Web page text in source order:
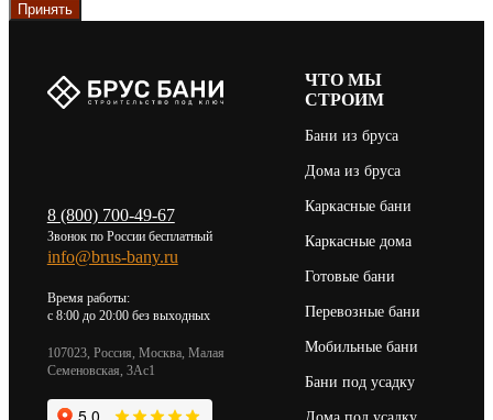
Принять
8 (800) 700-49-67
Звонок по России бесплатный
info@brus-bany.ru
Время работы:
c 8:00 до 20:00 без выходных
107023, Россия, Москва, Малая
Семеновская, 3Ас1
ЧТО МЫ
СТРОИМ
Бани из бруса
Дома из бруса
Каркасные бани
Каркасные дома
Готовые бани
Перевозные бани
Мобильные бани
Бани под усадку